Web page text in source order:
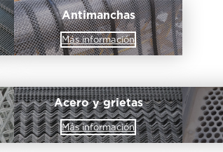
Antimanchas
Más información
Acero y grietas
Más información